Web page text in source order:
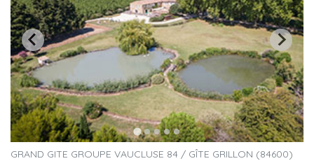
GRAND GITE GROUPE VAUCLUSE 84 / GÎTE GRILLON (84600)